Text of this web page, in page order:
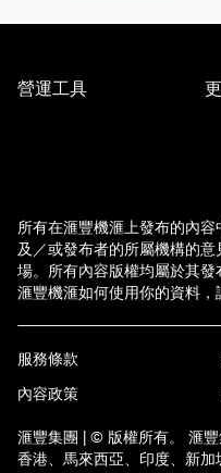
營運工具
所有在滙豐機滙上發布的內
及／或發布者的所屬機構的
場。所有內容版權均屬於其
滙豐機滙如何使用你的資料，
服務條款
內容政策
滙豐集團 | © 版權所有。 滙
香港、馬來西亞、印度、新加